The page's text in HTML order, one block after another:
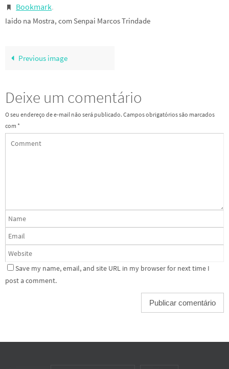
Bookmark.
Iaido na Mostra, com Senpai Marcos Trindade
Previous image
Deixe um comentário
O seu endereço de e-mail não será publicado. Campos obrigatórios são marcados
com *
Save my name, email, and site URL in my browser for next time I
post a comment.